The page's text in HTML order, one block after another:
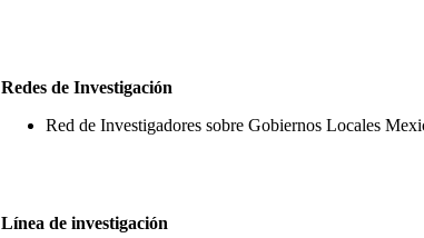
Redes de Investigación
Red de Investigadores sobre Gobiernos Locales
Línea de investigación